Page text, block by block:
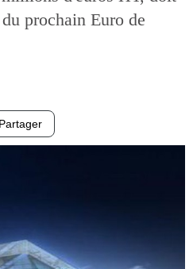
prochain Euro de
Partager